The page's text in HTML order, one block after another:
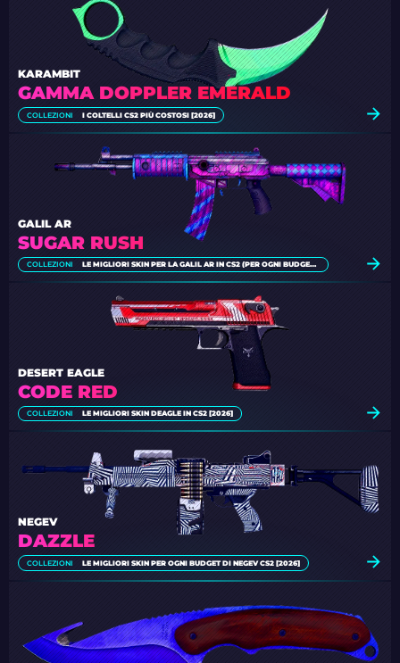
GAMMA DOPPLER EMERALD
KARAMBIT
COLLEZIONI I COLTELLI CS2 PIÙ COSTOSI [2026]
SUGAR RUSH
GALIL AR
COLLEZIONI LE MIGLIORI SKIN PER LA GALIL AR IN CS2 (PER OGNI BUDGET) [2026]
CODE RED
DESERT EAGLE
COLLEZIONI LE MIGLIORI SKIN DEAGLE IN CS2 [2026]
DAZZLE
NEGEV
COLLEZIONI LE MIGLIORI SKIN PER OGNI BUDGET DI NEGEV CS2 [2026]